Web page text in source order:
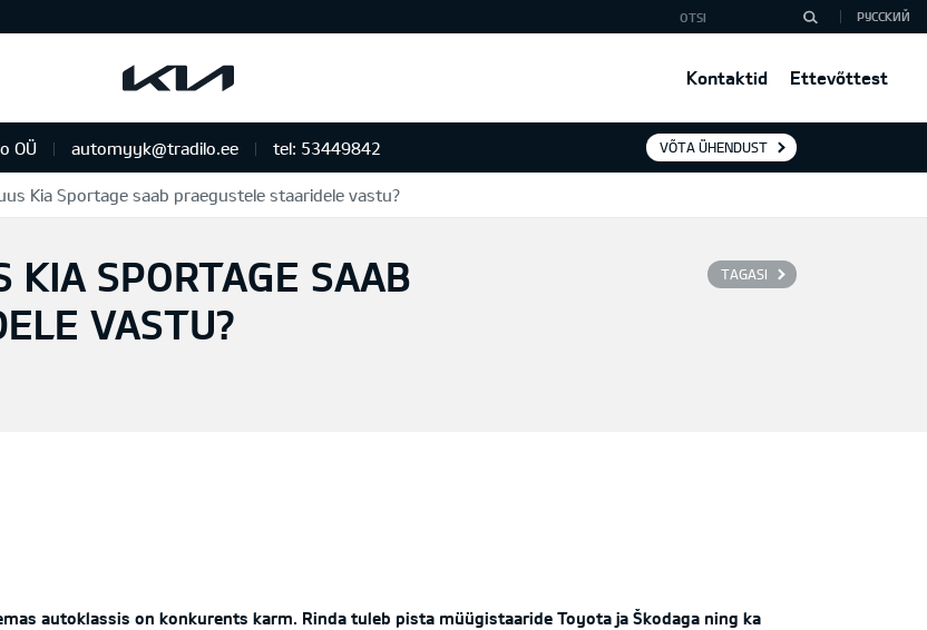
Kontaktid Ettevõttest
РУССКИЙ
OÜ automyyk@tradilo.ee tel: 53449842 VÕTA ÜHENDUST
Kia Sportage saab praegustele staaridele vastu?
TAGASI
KIA SPORTAGE SAAB
VASTU?
autoklassis on konkurents karm. Rinda tuleb pista müügistaaride Toyota ja Škodaga ning ka